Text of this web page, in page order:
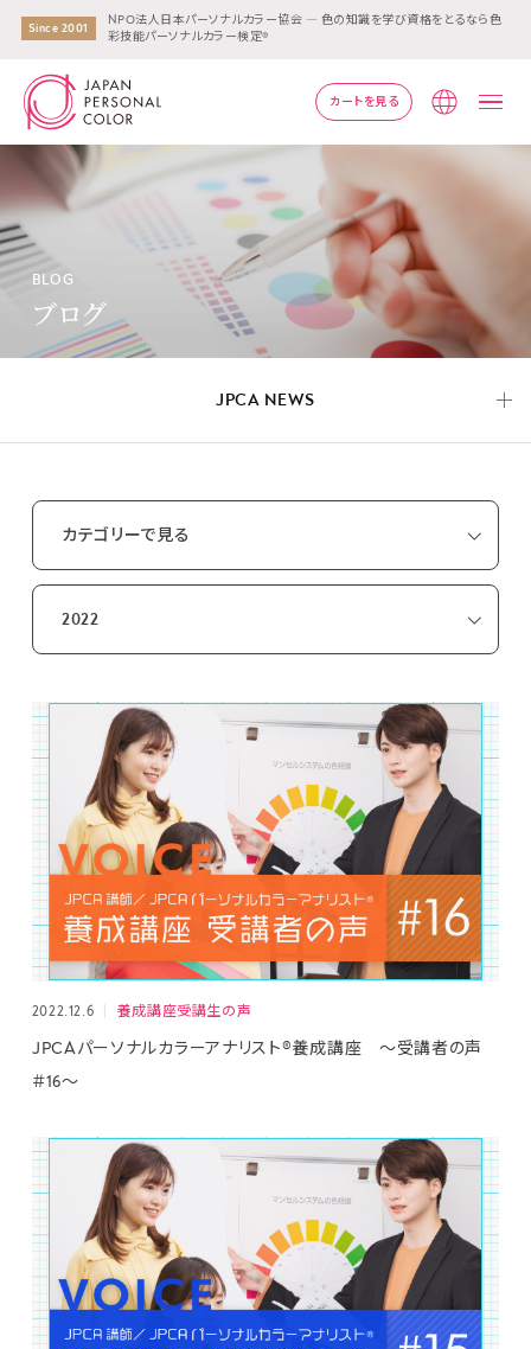
Since 2001
NPO法人日本パーソナルカラー協会 ― 色の知識を学び資格をとるなら色
彩技能パーソナルカラー検定®
カートを見る
BLOG
ブログ
JPCA NEWS
ブログ
カテゴリーで見る
2022
2022.12.6 養成講座受講生の声
JPCAパーソナルカラーアナリスト®養成講座 ～受講者の声
＃16～